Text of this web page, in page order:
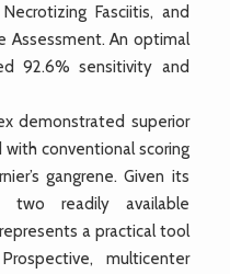
Fasciitis, and
Assessment. An optimal
92.6% sensitivity and
demonstrated superior
conventional scoring
gangrene. Given its
two readily available
a practical tool
multicenter